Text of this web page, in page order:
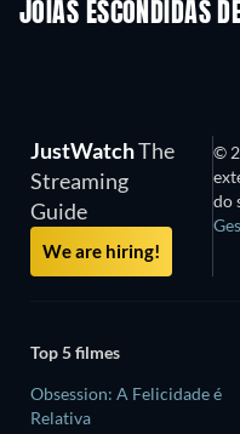
JOIAS ESCONDIDAS
JustWatchThe
Streaming
Guide
We are hiring!
©
do
Top 5 filmes
Obsession: A Felicidade é
Relativa